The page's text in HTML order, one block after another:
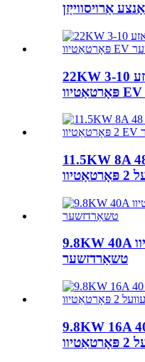
22KW 3-פאזע 10A צו 32A סוויטשאַבאַל
11.5KW 8A צו 48A סוויטשאַבאַל טיפּ 1
9.8KW 40A טיפּ 1 פּאָרטאַטיוו EV
טשאַרדזשער
9.8KW 16A צו 40A אַדזשאַסטאַבאַל טיפּ